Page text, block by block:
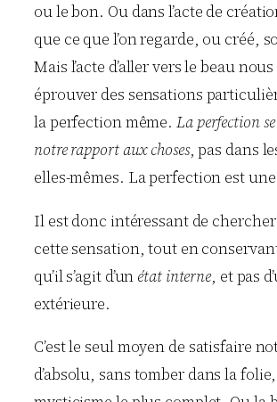
ou le bon. Ou dans l’acte de
que ce que l’on regarde, ou créé,
Mais l’acte d’aller vers le beau
éprouver des sensations
la perfection même. La perfection
notre rapport aux choses, pas dans
elles-mêmes. La perfection est
Il est donc intéressant de
cette sensation, tout en
qu’il s’agit d’un état interne, et pas
extérieure.
C’est le seul moyen de satisfaire
d’absolu, sans tomber dans la